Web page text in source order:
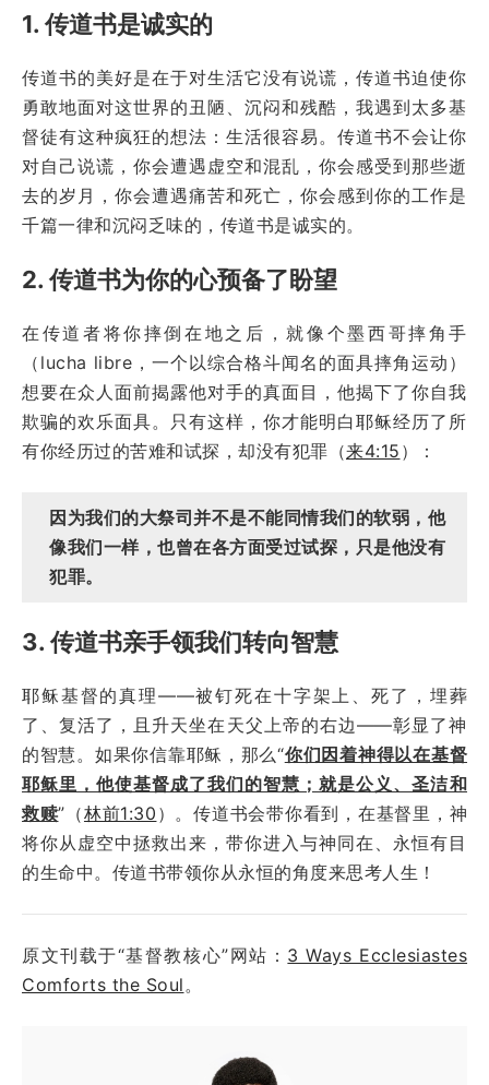
1. 传道书是诚实的
传道书的美好是在于对生活它没有说谎，传道书迫使你
勇敢地面对这世界的丑陋、沉闷和残酷，我遇到太多基
督徒有这种疯狂的想法：生活很容易。传道书不会让你
对自己说谎，你会遭遇虚空和混乱，你会感受到那些逝
去的岁月，你会遭遇痛苦和死亡，你会感到你的工作是
千篇一律和沉闷乏味的，传道书是诚实的。
2. 传道书为你的心预备了盼望
在传道者将你摔倒在地之后，就像个墨西哥摔角手
（lucha libre，一个以综合格斗闻名的面具摔角运动）
想要在众人面前揭露他对手的真面目，他揭下了你自我
欺骗的欢乐面具。只有这样，你才能明白耶稣经历了所
有你经历过的苦难和试探，却没有犯罪（来4:15 ）：
因为我们的大祭司并不是不能同情我们的软弱，他
像我们一样，也曾在各方面受过试探，只是他没有
犯罪。
3. 传道书亲手领我们转向智慧
耶稣基督的真理——被钉死在十字架上、死了，埋葬
了、复活了，且升天坐在天父上帝的右边——彰显了神
的智慧。如果你信靠耶稣，那么“你们因着神得以在基督
耶稣里，他使基督成了我们的智慧；就是公义、圣洁和
救赎”（林前1:30 ）。传道书会带你看到，在基督里，神
将你从虚空中拯救出来，带你进入与神同在、永恒有目
的生命中。传道书带领你从永恒的角度来思考人生！
原文刊载于“基督教核心”网站： 3 Ways Ecclesiastes
Comforts the Soul 。